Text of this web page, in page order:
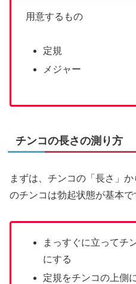
用意するもの
定規
メジャー
チンコの長さの測り方
まずは、チンコの「長さ」
のチンコは勃起状態が基本で
まっすぐに立ってチ
にする
定規をチンコの上側